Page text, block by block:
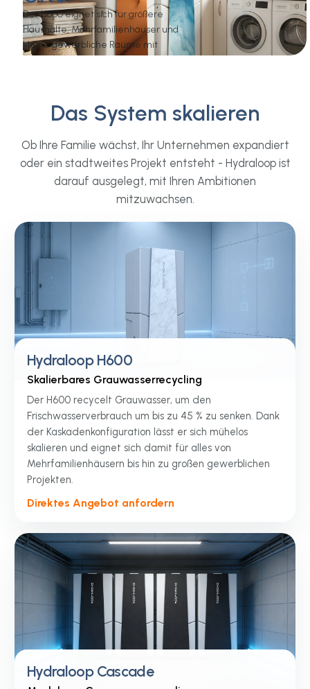
Der H600 eignet sich für größere
Haushalte, Mehrfamilienhäuser und
kleine gewerbliche Räume mit
Skalierbares
Grauwasserrecycling für
jeden Raum
Der H600 verarbeitet Grauwasser
aus Duschen, Badewannen,
Kondensatabläufen und
Handwaschbecken im Badezimmer
– ganz im Hintergrund. Als
skalierbare Lösung konzipiert, passt
er sich durch flexible Konfigurationen
an jeden Raum an. Mit unserem
Cascade-System können Sie
nahtlos skalieren, um den
Anforderungen größerer Projekte
gerecht zu werden.
Perfekt für
Unternehmen
Boutique-Hotels,
Salons, Büros und
gewerbliche Räume
Frischwasserbedarf,
Abläufe Ihres
verändern.
Das System skalieren
Ob Ihre Familie wächst, Ihr Unternehmen expandiert
oder ein stadtweites Projekt entsteht - Hydraloop ist
darauf ausgelegt, mit Ihren Ambitionen
mitzuwachsen.
Hydraloop H600
Skalierbares Grauwasserrecycling
Der H600 recycelt Grauwasser, um den
Frischwasserverbrauch um bis zu 45 % zu senken. Dank
der Kaskadenkonfiguration lässt er sich mühelos
skalieren und eignet sich damit für alles von
Mehrfamilienhäusern bis hin zu großen gewerblichen
Projekten.
Direktes Angebot anfordern
Hydraloop Cascade